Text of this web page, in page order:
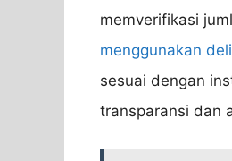
memverifikasi
menggunakan
sesuai dengan
transparansi dan